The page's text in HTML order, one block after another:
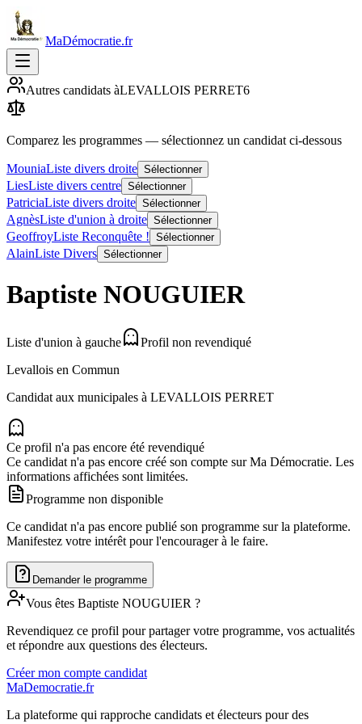
MaDémocratie.fr
Autres candidats àLEVALLOIS PERRET6
Comparez les programmes — sélectionnez un candidat ci-dessous
MouniaListe divers droite Sélectionner
LiesListe divers centre Sélectionner
PatriciaListe divers droite Sélectionner
AgnèsListe d'union à droite Sélectionner
GeoffroyListe Reconquête ! Sélectionner
AlainListe Divers Sélectionner
Baptiste NOUGUIER
Liste d'union à gauche
Profil non revendiqué
Levallois en Commun
Candidat aux municipales à LEVALLOIS PERRET
Ce profil n'a pas encore été revendiqué
Ce candidat n'a pas encore créé son compte sur Ma Démocratie. Les
informations affichées sont limitées.
Programme non disponible
Ce candidat n'a pas encore publié son programme sur la plateforme.
Manifestez votre intérêt pour l'encourager à le faire.
Demander le programme
Vous êtes Baptiste NOUGUIER ?
Revendiquez ce profil pour partager votre programme, vos actualités
et répondre aux questions des électeurs.
Créer mon compte candidat
MaDemocratie.fr
La plateforme qui rapproche candidats et électeurs pour des